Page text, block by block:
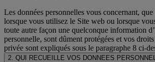
Les données personnelles vous concernant,
lorsque vous utilisez le Site web ou lorsque
toute autre façon une quelconque information
personnelle, sont dûment protégées et vos
privée sont expliqués sous le paragraphe 8 ci-
2. QUI RECUEILLE VOS DONNEES